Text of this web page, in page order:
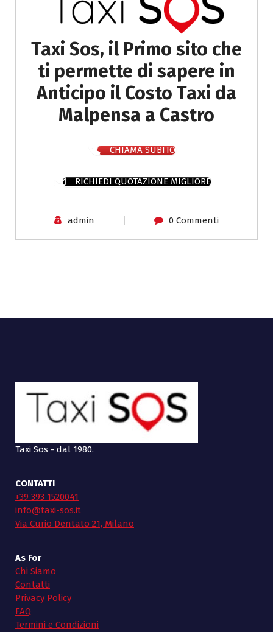
Taxi Sos, il Primo sito che
ti permette di sapere in
Anticipo il Costo Taxi da
Malpensa a Castro
CHIAMA SUBITO
RICHIEDI QUOTAZIONE MIGLIORE
admin 0 Commenti
Taxi Sos - dal 1980.
CONTATTI
+39 393 1520041
info@taxi-sos.it
Via Curio Dentato 21, Milano
As For
Chi Siamo
Contatti
Privacy Policy
FAQ
Termini e Condizioni